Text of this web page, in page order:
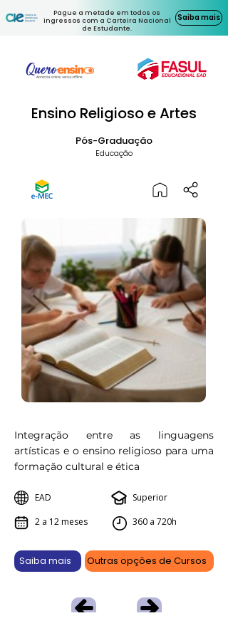
Pague a metade em todos os
ingressos com a Carteira Nacional
de Estudante.
Saiba mais
Ensino Religioso e Artes
Pós-Graduação
Educação
Integração entre as linguagens
artísticas e o ensino religioso para uma
formação cultural e ética
EAD
2 a 12 meses
Superior
360 a 720h
Saiba mais Outras opções de Cursos